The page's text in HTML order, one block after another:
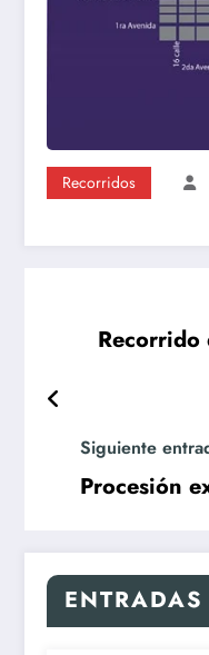
Recorridos
Recorrido
Siguiente
Procesión